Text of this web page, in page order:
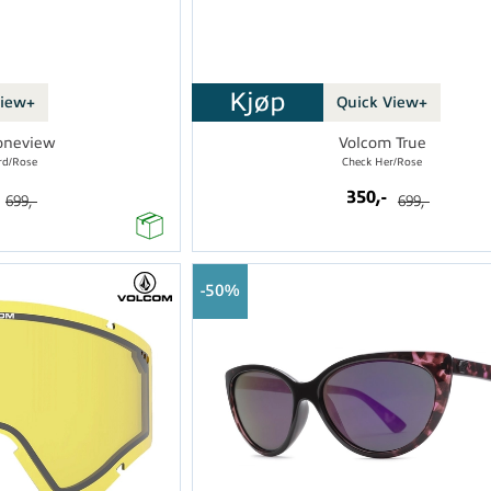
Rose
699,-
Kjøp Quick View+
Volcom True
Check Her/Rose
350,- 699,-
50%